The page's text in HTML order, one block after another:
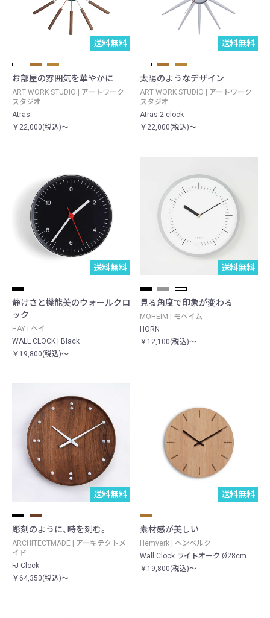
送料無料
お部屋の雰囲気を華やかに
ART WORK STUDIO | アートワーク
スタジオ
Atras
￥22,000(税込)～
送料無料
太陽のようなデザイン
ART WORK STUDIO | アートワーク
スタジオ
Atras 2-clock
￥22,000(税込)～
送料無料
静けさと機能美のウォールクロ
ック
HAY | ヘイ
WALL CLOCK | Black
￥19,800(税込)～
送料無料
見る角度で印象が変わる
MOHEIM | モヘイム
HORN
￥12,100(税込)～
送料無料
彫刻のように、時を刻む。
ARCHITECTMADE | アーキテクトメ
イド
FJ Clock
￥64,350(税込)～
送料無料
素材感が美しい
Hemverk | ヘンベルク
Wall Clock ライトオーク Ø28cm
￥19,800(税込)～